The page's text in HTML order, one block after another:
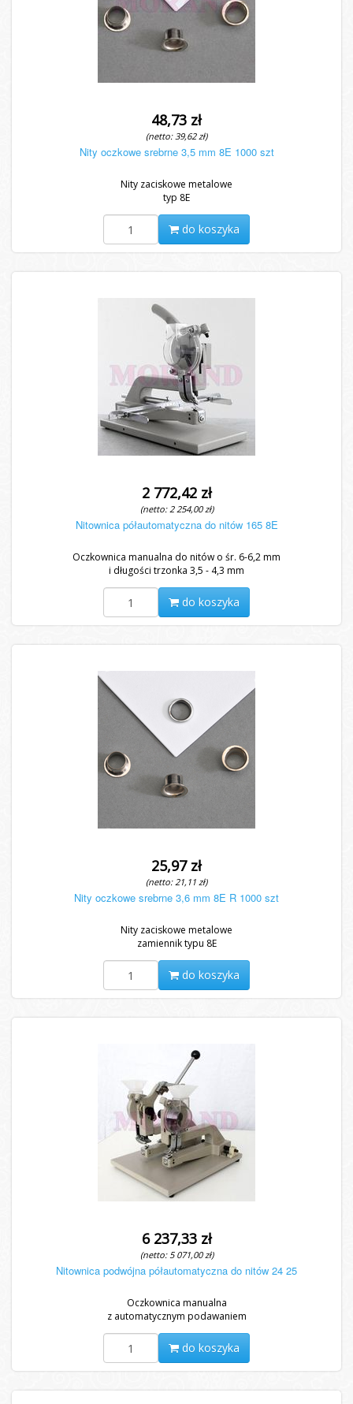
48,73 zł
(netto: 39,62 zł)
Nity oczkowe srebrne 3,5 mm 8E 1000 szt
Nity zaciskowe metalowe
typ 8E
do koszyka
2 772,42 zł
(netto: 2 254,00 zł)
Nitownica półautomatyczna do nitów 165 8E
Oczkownica manualna do nitów o śr. 6-6,2 mm
i długości trzonka 3,5 - 4,3 mm
do koszyka
25,97 zł
(netto: 21,11 zł)
Nity oczkowe srebrne 3,6 mm 8E R 1000 szt
Nity zaciskowe metalowe
zamiennik typu 8E
do koszyka
6 237,33 zł
(netto: 5 071,00 zł)
Nitownica podwójna półautomatyczna do nitów 24 25
Oczkownica manualna
z automatycznym podawaniem
do koszyka